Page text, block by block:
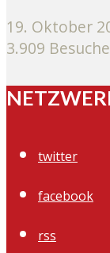
19. Oktober
3.909
twitter
facebook
rss